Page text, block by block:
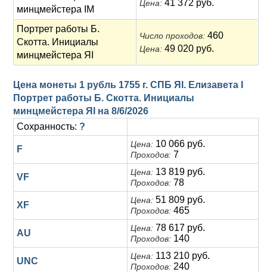
минцмейстера IM
Цена: 41 372 руб.
Портрет работы Б.
Скотта. Инициалы
минцмейстера ЯI
Число проходов: 460
Цена: 49 020 руб.
Цена монеты 1 рубль 1755 г. СПБ ЯI. Елизавета I
Портрет работы Б. Скотта. Инициалы
минцмейстера ЯI на 8/6/2026
Сохранность: ?
F Цена: 10 066 руб.
Проходов: 7
VF Цена: 13 819 руб.
Проходов: 78
XF Цена: 51 809 руб.
Проходов: 465
AU Цена: 78 617 руб.
Проходов: 140
UNC Цена: 113 210 руб.
Проходов: 240